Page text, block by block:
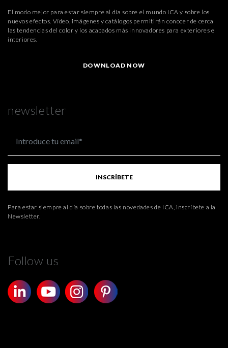
El modo mejor para estar siempre al día sobre el mundo ICA y sobre los
nuevos efectos. Vídeo, imágenes y catálogos permitirán conocer de cerca
las tendencias del color y los acabados más innovadores para exteriores e
interiores.
DOWNLOAD NOW
newsletter
INSCRÍBETE
Para estar siempre al día sobre todas las novedades de ICA, inscríbete a la
Newsletter.
Follow us